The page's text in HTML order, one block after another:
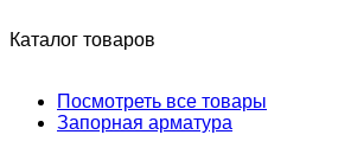
Каталог товаров
Посмотреть все товары
Запорная арматура